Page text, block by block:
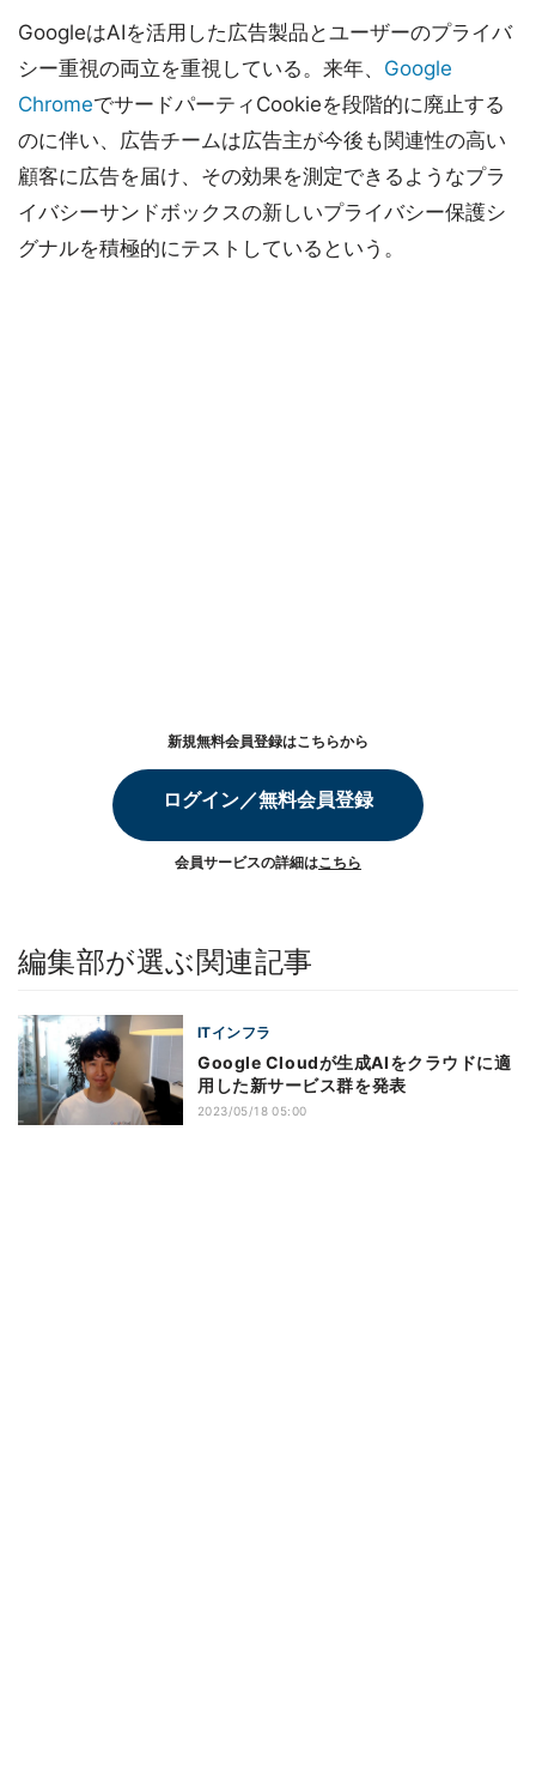
GoogleはAIを活用した広告製品とユーザーのプライバ
シー重視の両立を重視している。来年、 Google
ChromeでサードパーティCookieを段階的に廃止する
のに伴い、広告チームは広告主が今後も関連性の高い
顧客に広告を届け、その効果を測定できるようなプラ
イバシーサンドボックスの新しいプライバシー保護シ
グナルを積極的にテストしているという。
新規無料会員登録はこちらから
ログイン／無料会員登録
会員サービスの詳細はこちら
編集部が選ぶ関連記事
ITインフラ
Google Cloudが生成AIをクラウドに適
用した新サービス群を発表
2023/05/18 05:00